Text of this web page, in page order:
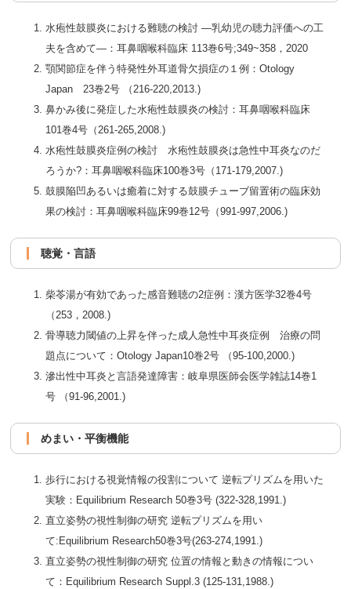
水疱性鼓膜炎における難聴の検討 ―乳幼児の聴力評価への工
夫を含めて―：耳鼻咽喉科臨床 113巻6号;349~358，2020
顎関節症を伴う特発性外耳道骨欠損症の１例：Otology
Japan 23巻2号 （216-220,2013.)
鼻かみ後に発症した水疱性鼓膜炎の検討：耳鼻咽喉科臨床
101巻4号（261-265,2008.)
水疱性鼓膜炎症例の検討 水疱性鼓膜炎は急性中耳炎なのだ
ろうか?：耳鼻咽喉科臨床100巻3号（171-179,2007.)
鼓膜陥凹あるいは癒着に対する鼓膜チューブ留置術の臨床効
果の検討：耳鼻咽喉科臨床99巻12号（991-997,2006.)
聴覚・言語
柴苓湯が有効であった感音難聴の2症例：漢方医学32巻4号
（253，2008.)
骨導聴力閾値の上昇を伴った成人急性中耳炎症例 治療の問
題点について：Otology Japan10巻2号 （95-100,2000.)
滲出性中耳炎と言語発達障害：岐阜県医師会医学雑誌14巻1
号 （91-96,2001.)
めまい・平衡機能
歩行における視覚情報の役割について 逆転プリズムを用いた
実験：Equilibrium Research 50巻3号 (322-328,1991.)
直立姿勢の視性制御の研究 逆転プリズムを用い
て:Equilibrium Research50巻3号(263-274,1991.)
直立姿勢の視性制御の研究 位置の情報と動きの情報につい
て：Equilibrium Research Suppl.3 (125-131,1988.)